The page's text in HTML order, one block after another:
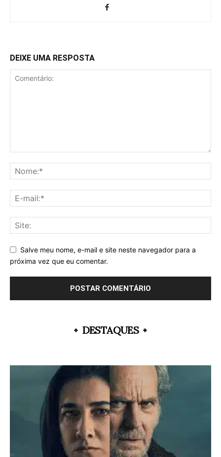
DEIXE UMA RESPOSTA
Salve meu nome, e-mail e site neste navegador para a
próxima vez que eu comentar.
DESTAQUES